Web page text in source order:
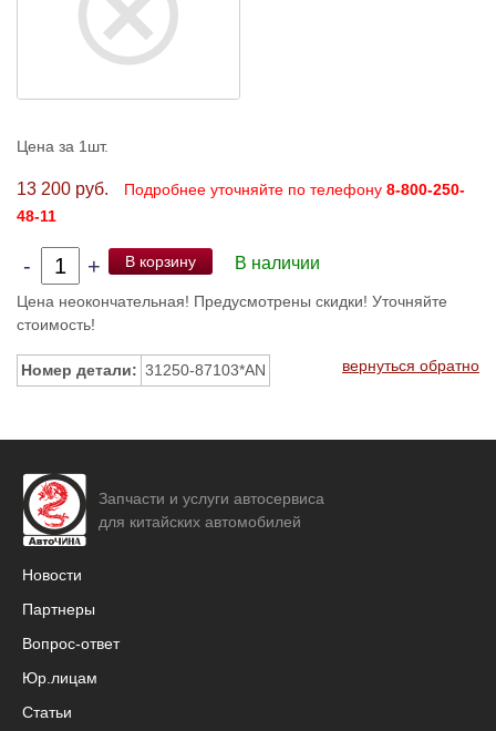
Цена за 1шт.
13 200 руб. Подробнее уточняйте по телефону 8-800-250-
48-11
- + В корзину В наличии
Цена неокончательная! Предусмотрены скидки! Уточняйте
стоимость!
Номер детали: 31250-87103*AN вернуться обратно
Запчасти и услуги автосервиса
для китайских автомобилей
Новости
Партнеры
Вопрос-ответ
Юр.лицам
Статьи